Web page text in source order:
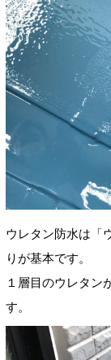
ウレタン防水は「
りが基本です。
１層目のウレタン
す。